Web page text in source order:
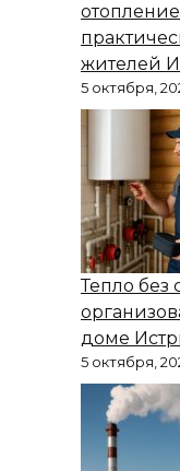
жителей
5 октября,
Тепло без
доме
5 октября,